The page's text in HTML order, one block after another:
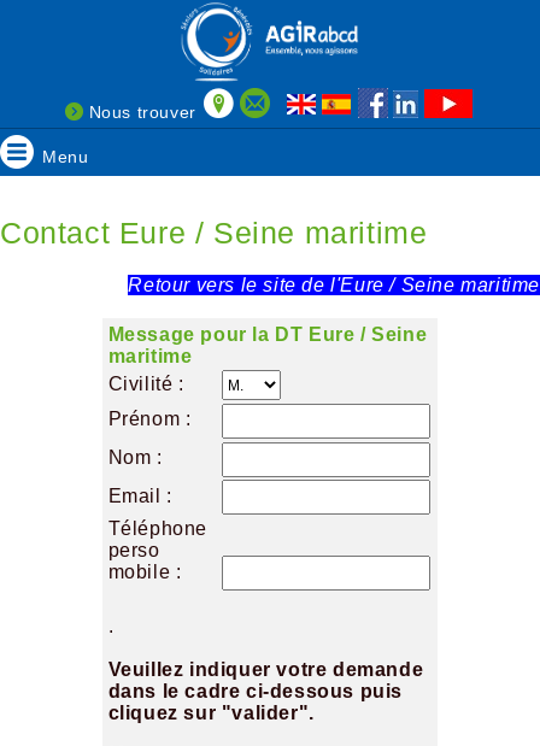
Nous trouver
Menu
Contact Eure / Seine maritime
Retour vers le site de l'Eure / Seine maritime
Message pour la DT Eure / Seine
maritime
Civilité :
Prénom :
Nom :
Email :
Téléphone
perso
mobile :
.
Veuillez indiquer votre demande
dans le cadre ci-dessous puis
cliquez sur "valider".